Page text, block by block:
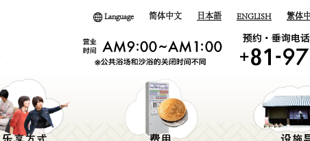
Language 简体中文 日本語 ENGLISH 繁体